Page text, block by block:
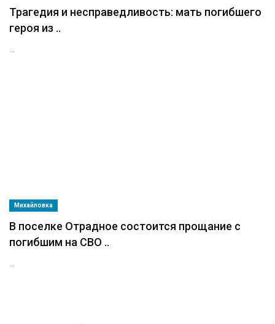
Трагедия и несправедливость: мать погибшего
героя из ..
...
Михайловка
В поселке Отрадное состоится прощание с
погибшим на СВО ..
...